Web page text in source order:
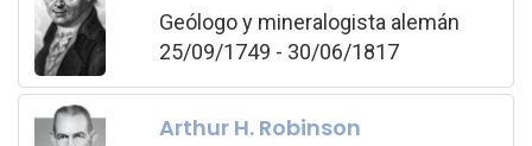
Geólogo y mineralogista alemán
25/09/1749 - 30/06/1817
Arthur H. Robinson